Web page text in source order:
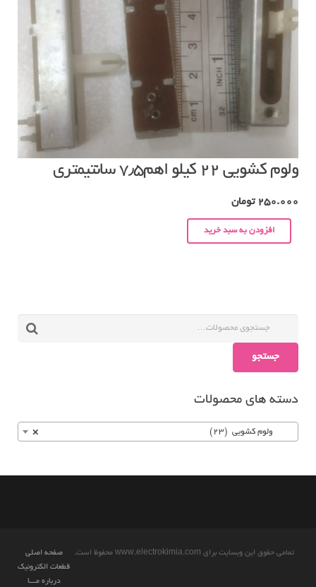
ولوم کشویی ۲۲ کیلو اهم۷٫۵ سانتیمتری
250.000 تومان
افزودن به سبد خرید
جستجو
دسته های محصولات
× ولوم کشویی (23)
صفحه اصلی
قطعات الکترونیک
درباره مـــا
تمامی حقوق این وبسایت برای www.electrokimia.com محفوظ است.